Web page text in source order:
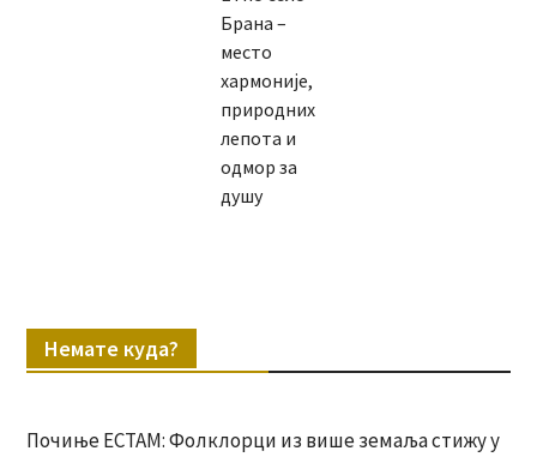
Брана –
место
хармоније,
природних
лепота и
одмор за
душу
Немате куда?
Почиње ЕСТАМ: Фолклорци из више земаља стижу у